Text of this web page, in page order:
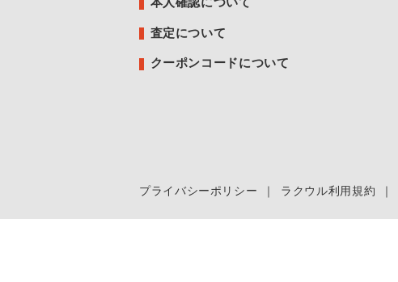
査定について
クーポンコードについて
プライバシーポリシー ｜ ラクウル利用規約 ｜